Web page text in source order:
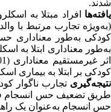
شدند.
یافته‌ها
افراد مبتلا به
کودکی بر ابتلا به بیماری
نتیجه‌گیری تجارب ناگوار
طریق تضعیف حس انسجام
حس انسجام به‌عنوان یک